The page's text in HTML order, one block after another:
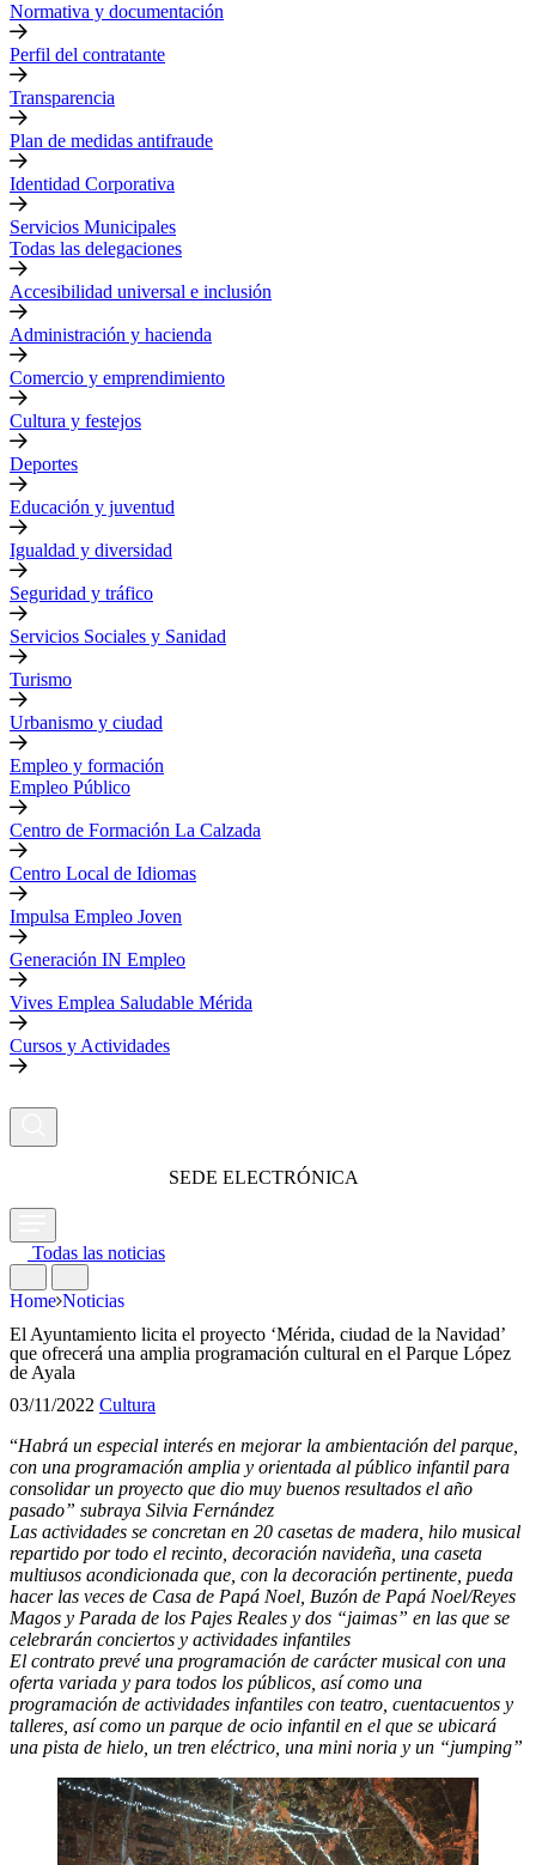
Normativa y documentación
Perfil del contratante
Transparencia
Plan de medidas antifraude
Identidad Corporativa
Servicios Municipales
Todas las delegaciones
Accesibilidad universal e inclusión
Administración y hacienda
Comercio y emprendimiento
Cultura y festejos
Deportes
Educación y juventud
Igualdad y diversidad
Seguridad y tráfico
Servicios Sociales y Sanidad
Turismo
Urbanismo y ciudad
Empleo y formación
Empleo Público
Centro de Formación La Calzada
Centro Local de Idiomas
Impulsa Empleo Joven
Generación IN Empleo
Vives Emplea Saludable Mérida
Cursos y Actividades
SEDE ELECTRÓNICA
Todas las noticias
Home Noticias
El Ayuntamiento licita el proyecto ‘Mérida, ciudad de la Navidad’
que ofrecerá una amplia programación cultural en el Parque López
de Ayala
03/11/2022 Cultura
“Habrá un especial interés en mejorar la ambientación del parque,
con una programación amplia y orientada al público infantil para
consolidar un proyecto que dio muy buenos resultados el año
pasado” subraya Silvia Fernández
Las actividades se concretan en 20 casetas de madera, hilo musical
repartido por todo el recinto, decoración navideña, una caseta
multiusos acondicionada que, con la decoración pertinente, pueda
hacer las veces de Casa de Papá Noel, Buzón de Papá Noel/Reyes
Magos y Parada de los Pajes Reales y dos “jaimas” en las que se
celebrarán conciertos y actividades infantiles
El contrato prevé una programación de carácter musical con una
oferta variada y para todos los públicos, así como una
programación de actividades infantiles con teatro, cuentacuentos y
talleres, así como un parque de ocio infantil en el que se ubicará
una pista de hielo, un tren eléctrico, una mini noria y un “jumping”